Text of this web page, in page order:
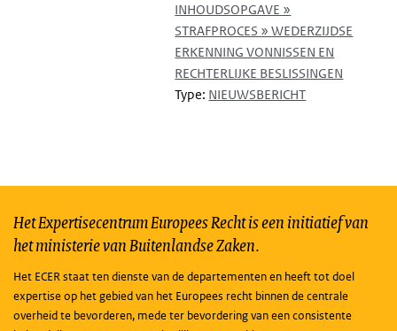
INHOUDSOPGAVE »
STRAFPROCES » WEDERZIJDSE
ERKENNING VONNISSEN EN
RECHTERLIJKE BESLISSINGEN
Type: NIEUWSBERICHT
Het Expertisecentrum Europees Recht is een initiatief van
het ministerie van Buitenlandse Zaken.
Het ECER staat ten dienste van de departementen en heeft tot doel
expertise op het gebied van het Europees recht binnen de centrale
overheid te bevorderen, mede ter bevordering van een consistente